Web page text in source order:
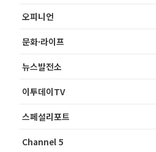
오피니언
문화·라이프
뉴스발전소
이투데이TV
스페셜리포트
Channel 5